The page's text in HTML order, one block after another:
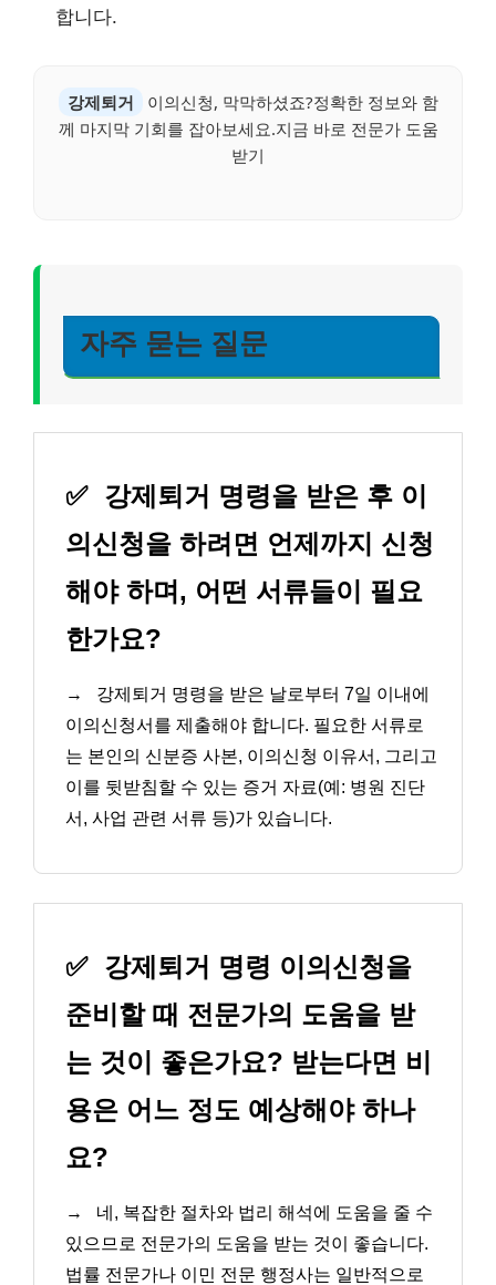
합니다.
강제퇴거
이의신청, 막막하셨죠?정확한 정보와 함
께 마지막 기회를 잡아보세요.지금 바로 전문가 도움
받기
자주 묻는 질문
✅ 강제퇴거 명령을 받은 후 이
의신청을 하려면 언제까지 신청
해야 하며, 어떤 서류들이 필요
한가요?
→
강제퇴거 명령을 받은 날로부터 7일 이내에
이의신청서를 제출해야 합니다. 필요한 서류로
는 본인의 신분증 사본, 이의신청 이유서, 그리고
이를 뒷받침할 수 있는 증거 자료(예: 병원 진단
서, 사업 관련 서류 등)가 있습니다.
✅ 강제퇴거 명령 이의신청을
준비할 때 전문가의 도움을 받
는 것이 좋은가요? 받는다면 비
용은 어느 정도 예상해야 하나
요?
→
네, 복잡한 절차와 법리 해석에 도움을 줄 수
있으므로 전문가의 도움을 받는 것이 좋습니다.
법률 전문가나 이민 전문 행정사는 일반적으로